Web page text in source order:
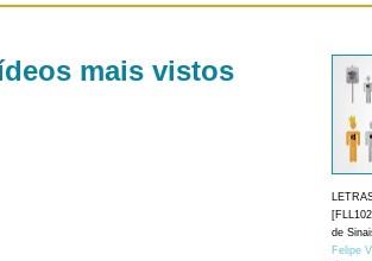
mais vistos
de
Felipe